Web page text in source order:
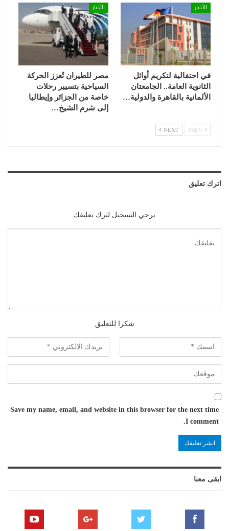
الأخبار
في احتفالية لتكريم أوائل
الثانوية العامة.. الجامعتان
الألمانية بالقاهرة والدولية…
الأخبار
مصر للطيران تُعزز الحركة
السياحية بتسيير رحلات
خاصة من الجزائر وإيطاليا
إلى شرم الشيخ…
NEXT
اترك تعليق
يرجي التسجيل لترك تعليقك
شكرا للتعليق
Save my name, email, and website in this browser for the next time
I comment.
ابقى معنا